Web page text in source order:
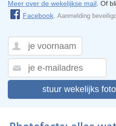
Meer over de wekelijkse mail. Of
Facebook. Aanmelding
stuur wekelijks